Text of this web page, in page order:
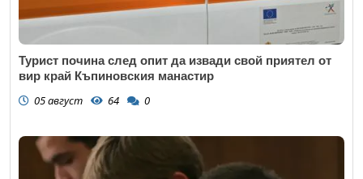
Турист почина след опит да извади свой приятел от
вир край Къпиновския манастир
05 август 64 0